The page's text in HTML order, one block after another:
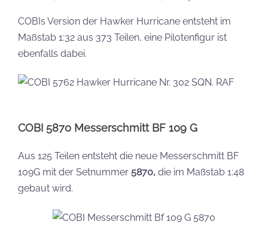
COBIs Version der Hawker Hurricane entsteht im
Maßstab 1:32 aus 373 Teilen, eine Pilotenfigur ist
ebenfalls dabei.
COBI 5870 Messerschmitt BF 109 G
Aus 125 Teilen entsteht die neue Messerschmitt BF
109G mit der Setnummer 5870, die im Maßstab 1:48
gebaut wird.